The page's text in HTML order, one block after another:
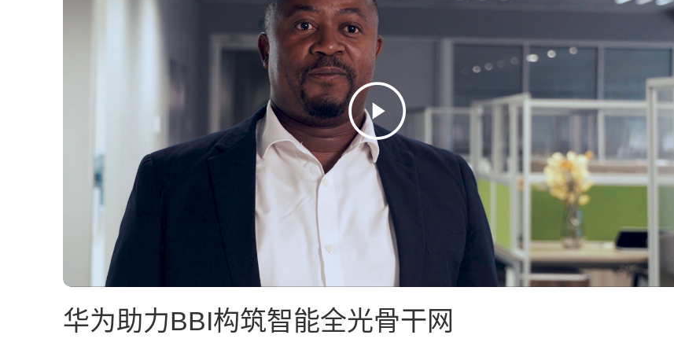
华为助力BBI构筑智能全光骨干网